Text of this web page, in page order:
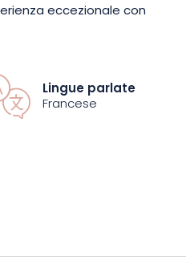
eccezionale con
la corsa dal cuore
gli 11 giorni di corse,
agli appassionati di
esperienza unica e
corse dei cavalli.
Lingue parlate
Francese